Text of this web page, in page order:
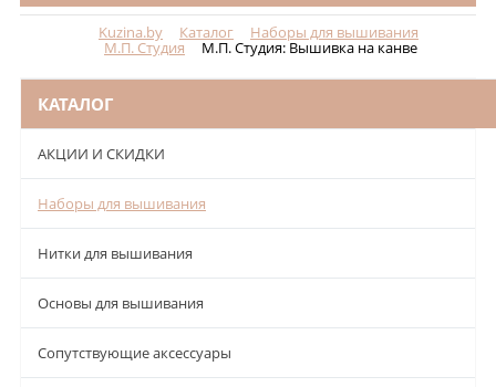
Kuzina.by Каталог Наборы для вышивания
М.П. Студия М.П. Студия: Вышивка на канве
КАТАЛОГ
АКЦИИ И СКИДКИ
Наборы для вышивания
Нитки для вышивания
Основы для вышивания
Сопутствующие аксессуары